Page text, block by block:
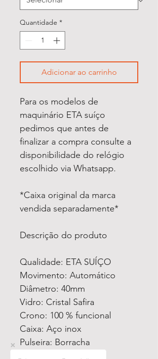
Quantidade *
Adicionar ao carrinho
Para os modelos de
maquinário ETA suíço
pedimos que antes de
finalizar a compra consulte a
disponibilidade do relógio
escolhido via Whatsapp.
*Caixa original da marca
vendida separadamente*
Descrição do produto
Qualidade: ETA SUÍÇO
Movimento: Automático
Diâmetro: 40mm
Vidro: Cristal Safira
Crono: 100 % funcional
Caixa: Aço inox
Pulseira: Borracha